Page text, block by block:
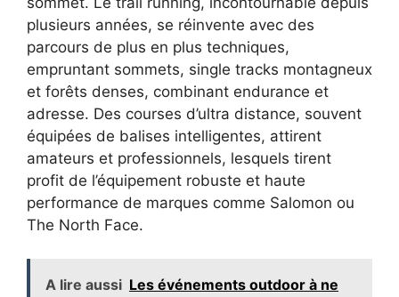
plusieurs années, se réinvente avec des
parcours de plus en plus techniques,
empruntant sommets, single tracks montagneux
et forêts denses, combinant endurance et
adresse. Des courses d’ultra distance, souvent
équipées de balises intelligentes, attirent
amateurs et professionnels, lesquels tirent
profit de l’équipement robuste et haute
performance de marques comme Salomon ou
The North Face.
A lire aussi Les événements outdoor à ne